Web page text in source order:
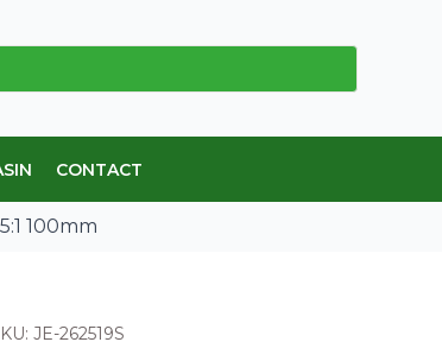
CONTACT
100mm
JE-262519S